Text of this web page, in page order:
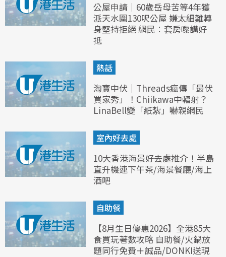
公屋申請｜60歲岳母苦等4年獲
派天水圍130呎公屋 嫌太細難轉
身堅持拒絕 網民︰套房嚟講好
抵
熱話
淘寶中伏｜Threads瘋傳「最伏
買家秀」！Chiikawa中輻射？
LinaBell變「紙紮」嚇親網民
室內好去處
10大香港海景好去處推介！半島
直升機連下午茶/海景餐廳/海上
酒吧
自助餐
【8月生日優惠2026】全港85大
食買玩著數攻略 自助餐/火鍋放
題同行免費＋誠品/DONKI送現